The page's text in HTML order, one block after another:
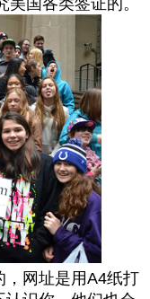
，网址是用A4纸打